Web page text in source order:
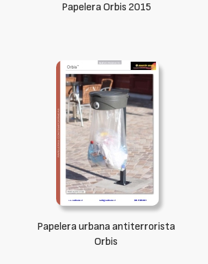
Papelera Orbis 2015
Papelera urbana antiterrorista
Orbis